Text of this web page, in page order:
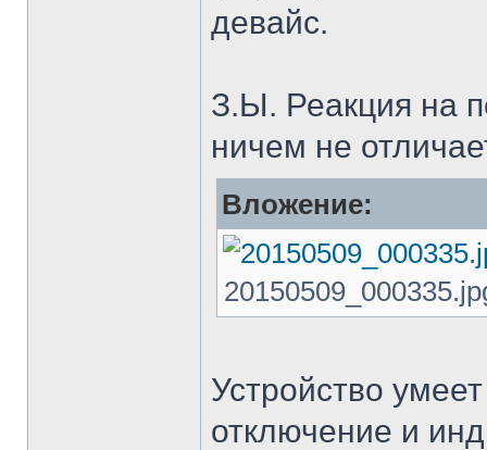
девайс.
З.Ы. Реакция на
ничем не
Вложение:
Устройство
отключение и